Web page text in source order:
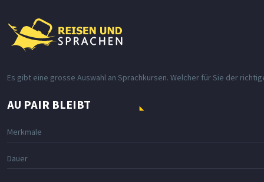
Es gibt eine grosse Auswahl an Sprachkursen. Welcher für Sie der
AU PAIR BLEIBT
Merkmale
Dauer